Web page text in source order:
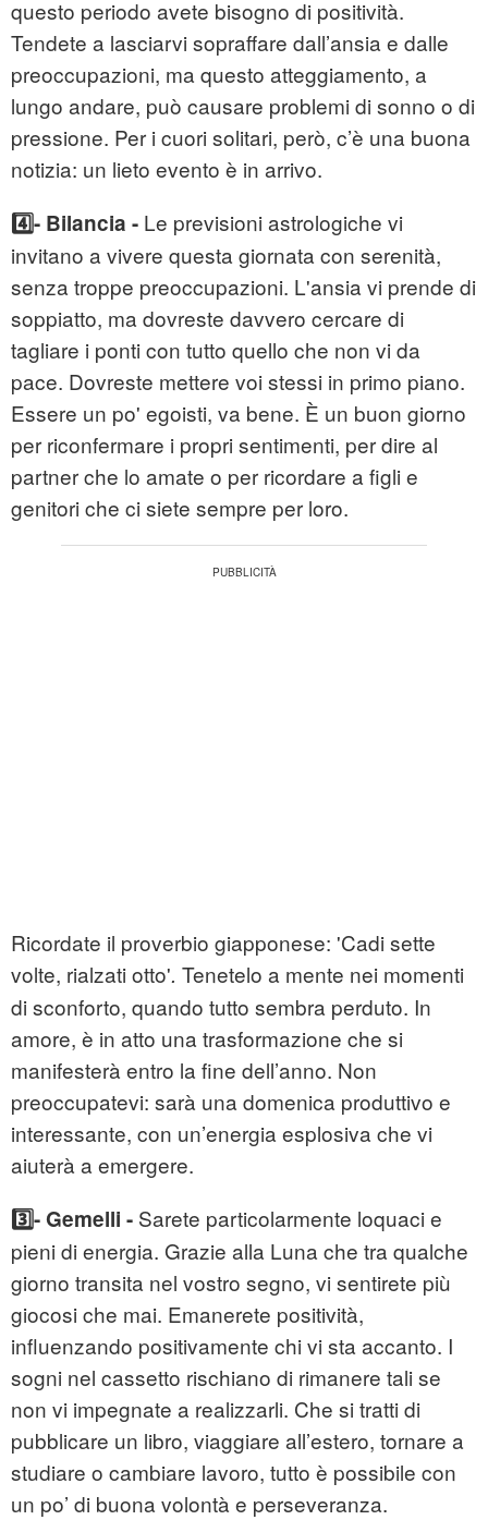
questo periodo avete bisogno di positività.
Tendete a lasciarvi sopraffare dall’ansia e dalle
preoccupazioni, ma questo atteggiamento, a
lungo andare, può causare problemi di sonno o di
pressione. Per i cuori solitari, però, c’è una buona
notizia: un lieto evento è in arrivo.
4️⃣- Bilancia - Le previsioni astrologiche vi
invitano a vivere questa giornata con serenità,
senza troppe preoccupazioni. L'ansia vi prende di
soppiatto, ma dovreste davvero cercare di
tagliare i ponti con tutto quello che non vi da
pace. Dovreste mettere voi stessi in primo piano.
Essere un po' egoisti, va bene. È un buon giorno
per riconfermare i propri sentimenti, per dire al
partner che lo amate o per ricordare a figli e
genitori che ci siete sempre per loro.
Ricordate il proverbio giapponese: 'Cadi sette
volte, rialzati otto'. Tenetelo a mente nei momenti
di sconforto, quando tutto sembra perduto. In
amore, è in atto una trasformazione che si
manifesterà entro la fine dell’anno. Non
preoccupatevi: sarà una domenica produttivo e
interessante, con un’energia esplosiva che vi
aiuterà a emergere.
3️⃣- Gemelli - Sarete particolarmente loquaci e
pieni di energia. Grazie alla Luna che tra qualche
giorno transita nel vostro segno, vi sentirete più
giocosi che mai. Emanerete positività,
influenzando positivamente chi vi sta accanto. I
sogni nel cassetto rischiano di rimanere tali se
non vi impegnate a realizzarli. Che si tratti di
pubblicare un libro, viaggiare all’estero, tornare a
studiare o cambiare lavoro, tutto è possibile con
un po’ di buona volontà e perseveranza.